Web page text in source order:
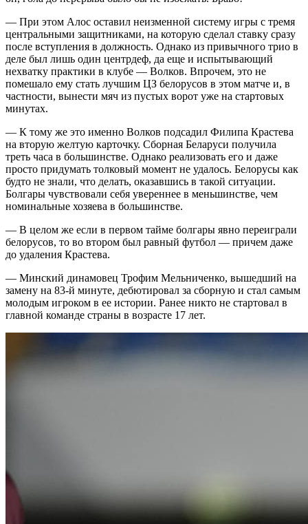
— При этом Алос оставил неизменной систему игры с тремя
центральными защитниками, на которую сделал ставку сразу
после вступления в должность. Однако из привычного трио в
деле был лишь один центрдеф, да еще и испытывающий
нехватку практики в клубе — Волков. Впрочем, это не
помешало ему стать лучшим ЦЗ белорусов в этом матче и, в
частности, вынести мяч из пустых ворот уже на стартовых
минутах.
— К тому же это именно Волков подсадил Филипа Крастева
на вторую желтую карточку. Сборная Беларуси получила
треть часа в большинстве. Однако реализовать его и даже
просто придумать толковый момент не удалось. Белорусы как
будто не знали, что делать, оказавшись в такой ситуации.
Болгары чувствовали себя увереннее в меньшинстве, чем
номинальные хозяева в большинстве.
— В целом же если в первом тайме болгары явно переиграли
белорусов, то во втором был равный футбол — причем даже
до удаления Крастева.
— Минский динамовец Трофим Мельниченко, вышедший на
замену на 83-й минуте, дебютировал за сборную и стал самым
молодым игроком в ее истории. Ранее никто не стартовал в
главной команде страны в возрасте 17 лет.